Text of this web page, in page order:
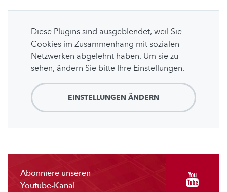
Diese Plugins sind ausgeblendet, weil Sie
Cookies im Zusammenhang mit sozialen
Netzwerken abgelehnt haben. Um sie zu
sehen, ändern Sie bitte Ihre Einstellungen.
EINSTELLUNGEN ÄNDERN
Abonniere unseren
Youtube-Kanal